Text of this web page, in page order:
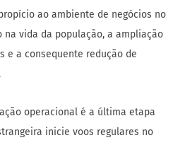
ao ambiente de negócios no
vida da população, a ampliação
e a consequente redução de
operacional é a última etapa
inicie voos regulares no